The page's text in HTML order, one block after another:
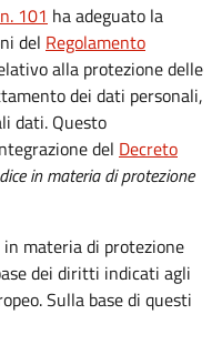
101 ha adeguato la
del Regolamento
alla protezione delle
dei dati personali,
dati. Questo
del Decreto
in materia di protezione
in materia di protezione
dei diritti indicati agli
Sulla base di questi